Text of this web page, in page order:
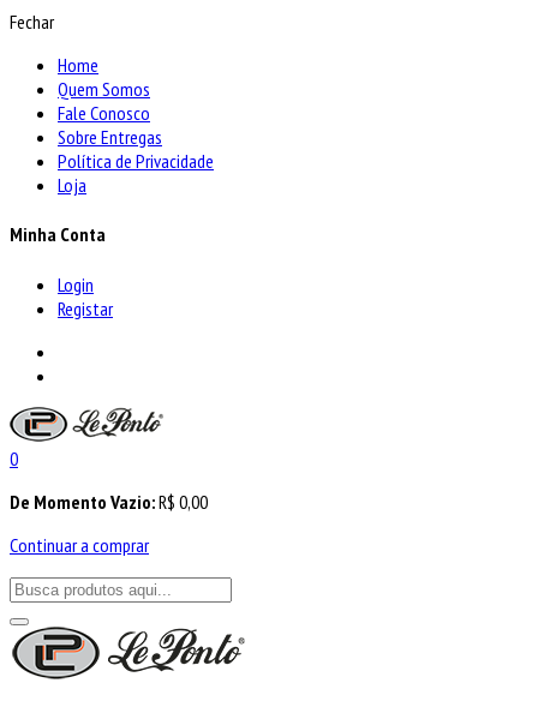
Fechar
Home
Quem Somos
Fale Conosco
Sobre Entregas
Política de Privacidade
Loja
Minha Conta
Login
Registar
0
De Momento Vazio:R$ 0,00
Continuar a comprar